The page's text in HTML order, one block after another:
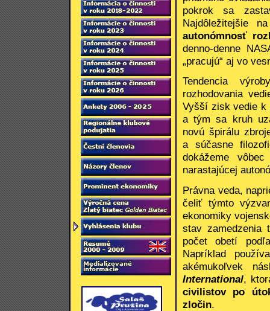
pokrok sa
Najdôležitejšie
autonómnosť
denno-denne
„pracujú“ aj vo
Tendencia
rozhodovania
Vyšší zisk vedie k
a tým sa kruh
novú špirálu
a súčasne
dokážeme
narastajúcej
Právna veda,
čeliť týmto
ekonomiky
stav zamedzenia
počet obetí
Napríklad
akémukoľvek
International,
civilistov po
zločin.